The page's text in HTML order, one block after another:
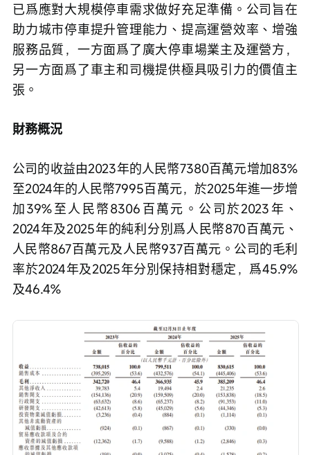
已爲應對大規模停車需求做好充足準備。公司旨在
助力城市停車提升管理能力、提高運營效率、增強
服務品質，一方面爲了廣大停車場業主及運營方，
另一方面爲了車主和司機提供極具吸引力的價值主
張。
財務概況
公司的收益由2023年的人民幣7380百萬元增加83%
至2024年的人民幣7995百萬元，於2025年進一步增
加39%至人民幣8306百萬元。公司於2023年、
2024年及2025年的純利分別爲人民幣870百萬元、
人民幣867百萬元及人民幣937百萬元。公司的毛利
率於2024年及2025年分別保持相對穩定，爲45.9%
及46.4%